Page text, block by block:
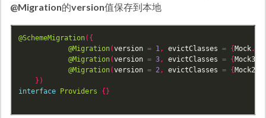
@Migration的version值保存到本地
@SchemeMigration({
@Migration(version = 1, evictClasses = { Mock.
@Migration(version = 3, evictClasses = { Mock3
@Migration(version = 2, evictClasses = { Mock2
})
interface
Providers {}